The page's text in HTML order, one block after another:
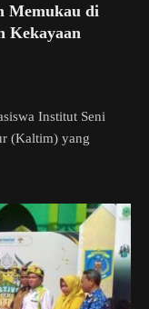
Memukau di
Kekayaan
Institut Seni
(Kaltim) yang